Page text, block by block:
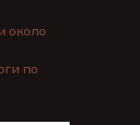
около
по